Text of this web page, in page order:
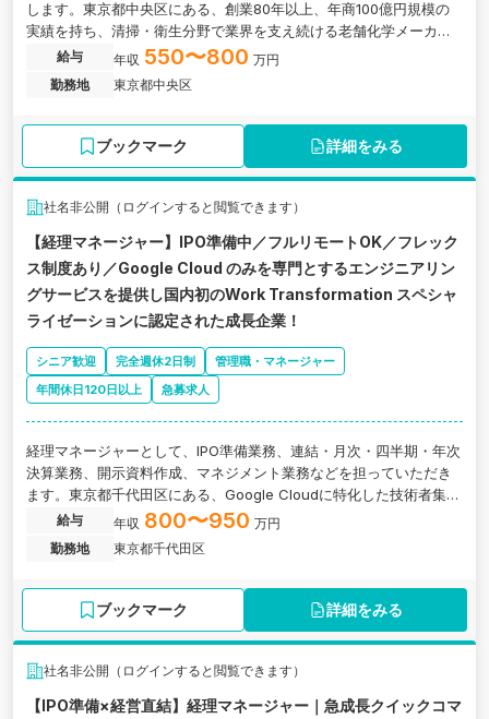
します。東京都中央区にある、創業80年以上、年商100億円規模の
実績を持ち、清掃・衛生分野で業界を支え続ける老舗化学メーカー
の求人です。
給与 年収 550〜800 万円
勤務地
東京都中央区
ブックマーク 詳細をみる
社名非公開（ログインすると閲覧できます）
【経理マネージャー】IPO準備中／フルリモートOK／フレック
ス制度あり／Google Cloud のみを専門とするエンジニアリン
グサービスを提供し国内初のWork Transformation スペシャ
ライゼーションに認定された成長企業！
シニア歓迎 完全週休2日制
管理職・マネージャー
年間休日120日以上
急募求人
経理マネージャーとして、IPO準備業務、連結・月次・四半期・年次
決算業務、開示資料作成、マネジメント業務などを担っていただき
ます。東京都千代田区にある、Google Cloudに特化した技術者集団
を傘下に持つ純粋持株会社の求人です。
給与 年収 800〜950 万円
勤務地
東京都千代田区
ブックマーク 詳細をみる
社名非公開（ログインすると閲覧できます）
【IPO準備×経営直結】経理マネージャー｜急成長クイックコマ